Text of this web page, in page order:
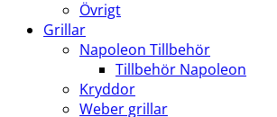
Övrigt
Grillar
Napoleon Tillbehör
Tillbehör Napoleon
Kryddor
Weber grillar